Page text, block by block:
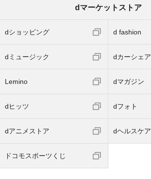
dマーケットストア
dショッピング d fashion
dミュージック dカーシェア
Lemino dマガジン
dヒッツ dフォト
dアニメストア dヘルスケア
ドコモスポーツくじ